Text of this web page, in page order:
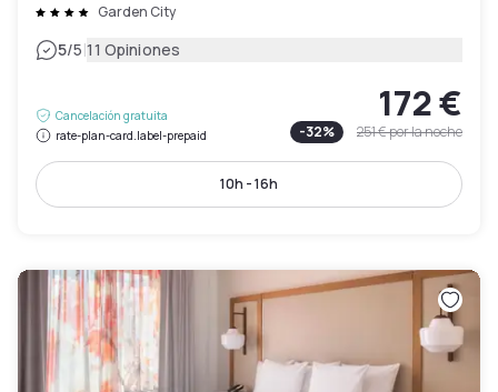
Garden City
5/5|11 Opiniones
Cancelación gratuita
rate-plan-card.label-prepaid
172 €
-32% 251 €por la noche
10h - 16h